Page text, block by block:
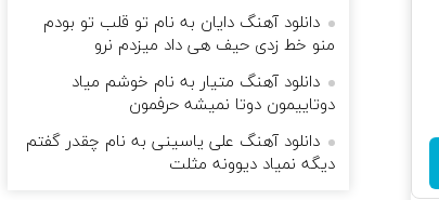
دانلود آهنگ دایان به نام تو قلب تو بودم
منو خط زدی حیف هی داد میزدم نرو
دانلود آهنگ متیار به نام خوشم میاد
دوتاییمون دوتا نمیشه حرفمون
دانلود آهنگ علی یاسینی به نام چقدر گفتم
دیگه نمیاد دیوونه مثلت